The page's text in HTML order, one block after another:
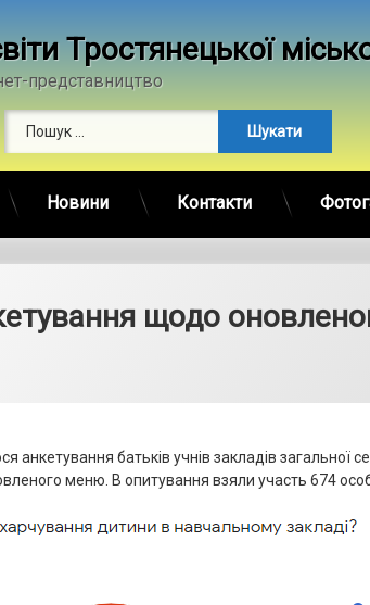
Тростянецької
представництво
Пошук:
Новини Контакти
щодо
анкетування батьків учнів закладів загальної
меню. В опитування взяли участь 674